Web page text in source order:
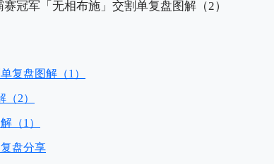
复盘图解（1）
2）
（1）
盘分享